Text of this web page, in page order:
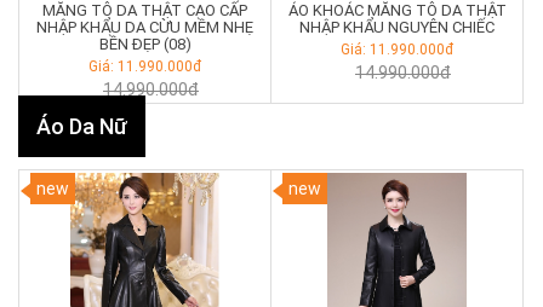
MĂNG TÔ DA THẬT CAO CẤP
NHẬP KHẨU DA CỪU MỀM NHẸ
BỀN ĐẸP (08)
Giá: 11.990.000đ
14.990.000đ
ÁO KHOÁC MĂNG TÔ DA THẬT
NHẬP KHẨU NGUYÊN CHIẾC
Giá: 11.990.000đ
14.990.000đ
Áo Da Nữ
new new